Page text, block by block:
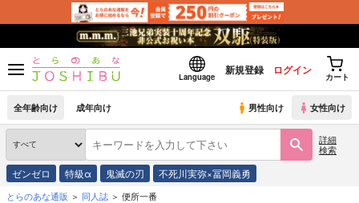
Language
新規登録 ログイン
カート
全年齢向け 成年向け 男性向け 女性向け
詳細
検索
ゼンゼロ 特級α 鬼滅の刃 不死川実弥×冨岡義勇
とらのあな通販 同人誌 便所一番